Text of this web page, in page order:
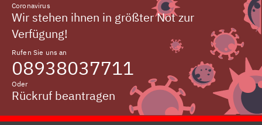
Coronavirus
Wir stehen ihnen in größter Not zur
Verfügung!
Rufen Sie uns an
08938037711
Oder
Rückruf beantragen